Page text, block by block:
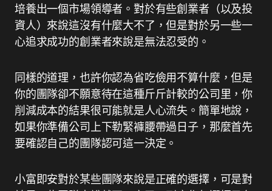
培養出一個市場領導者。對於有些創業者（以及投
資人）來說這沒有什麼大不了，但是對於另一些一
心追求成功的創業者來說是無法忍受的。
同樣的道理，也許你認為省吃儉用不算什麼，但是
你的團隊卻不願意待在這種斤斤計較的公司里，你
削減成本的結果很可能就是人心流失。簡單地說，
如果你準備公司上下勒緊褲腰帶過日子，那麼首先
要確認自己的團隊認可這一決定。
小富即安對於某些團隊來說是正確的選擇，可是對